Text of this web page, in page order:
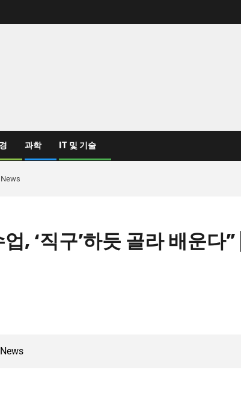
과학 IT 및 기술
, ‘직구’하듯 골라 배운다” |